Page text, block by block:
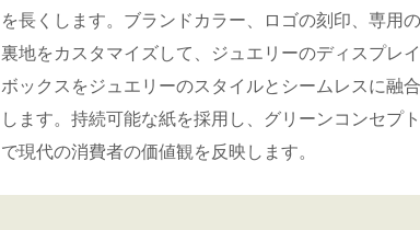
を長くします。ブランドカラー、ロゴの刻印、専用の
裏地をカスタマイズして、ジュエリーのディスプレイ
ボックスをジュエリーのスタイルとシームレスに融合
します。持続可能な紙を採用し、グリーンコンセプト
で現代の消費者の価値観を反映します。